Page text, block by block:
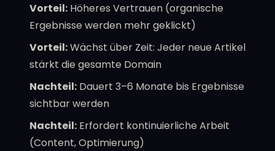
Vorteil: Höheres Vertrauen (organische
Ergebnisse werden mehr geklickt)
Vorteil:Wächst über Zeit: Jeder neue Artikel
stärkt die gesamte Domain
Nachteil: Dauert 3–6 Monate bis Ergebnisse
sichtbar werden
Nachteil: Erfordert kontinuierliche Arbeit
(Content, Optimierung)